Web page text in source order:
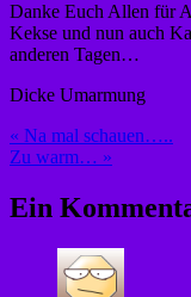
Danke Euch Allen für
Kekse und nun auch
anderen Tagen…
Dicke Umarmung
« Na mal schauen…..
Zu warm… »
Ein